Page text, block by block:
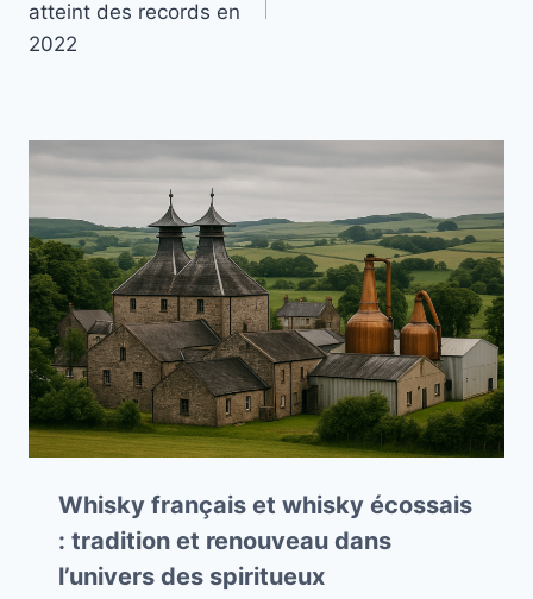
l’article
atteint des records en
2022
Whisky français et whisky écossais
: tradition et renouveau dans
l’univers des spiritueux